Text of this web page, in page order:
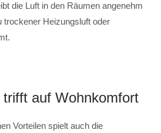
die Luft in den Räumen angenehm
Heizungsluft oder
trifft auf Wohnkomfort
Vorteilen spielt auch die